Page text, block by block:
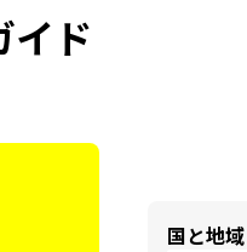
イド
国と地域